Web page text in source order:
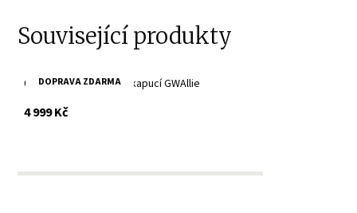
Související produkty
DOPRAVA ZDARMA
Černá kožená bunda s kapucí GWAllie
4 999 Kčs DPH